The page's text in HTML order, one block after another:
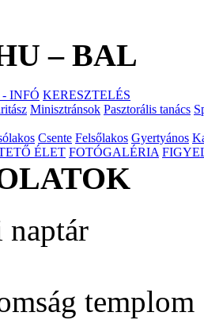
– BAL
INFÓ KERESZTELÉS
Minisztránsok Pasztorális tanács
Csente Felsőlakos Gyertyános
ÉLET FOTÓGALÉRIA
naptár
templom